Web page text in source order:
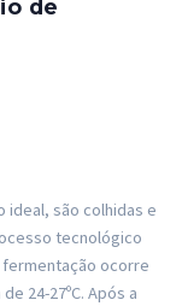
de
ideal, são colhidas e
tecnológico
ocorre
24-27ºC. Após a